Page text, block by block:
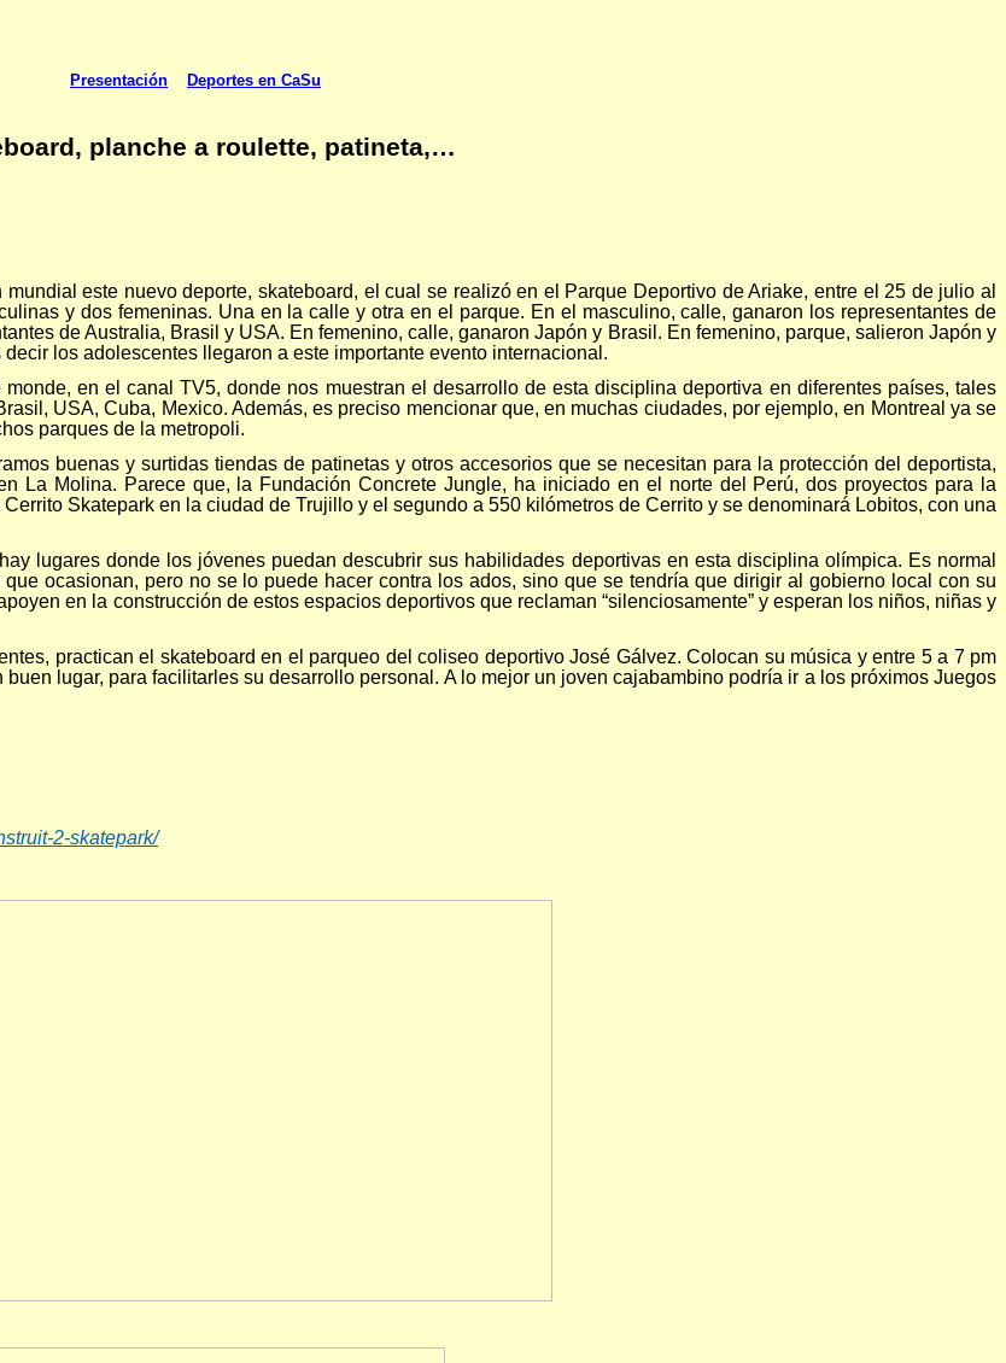
Presentación Deportes en CaSu
planche a roulette, patineta,…
este nuevo deporte, skateboard, el cual se realizó en el Parque Deportivo de Ariake, entre el 25 de julio al
y dos femeninas. Una en la calle y otra en el parque. En el masculino, calle, ganaron los representantes de
de Australia, Brasil y USA. En femenino, calle, ganaron Japón y Brasil. En femenino, parque, salieron Japón y
los adolescentes llegaron a este importante evento internacional.
en el canal TV5, donde nos muestran el desarrollo de esta disciplina deportiva en diferentes países, tales
USA, Cuba, Mexico. Además, es preciso mencionar que, en muchas ciudades, por ejemplo, en Montreal ya se
parques de la metropoli.
buenas y surtidas tiendas de patinetas y otros accesorios que se necesitan para la protección del deportista,
La Molina. Parece que, la Fundación Concrete Jungle, ha iniciado en el norte del Perú, dos proyectos para la
Skatepark en la ciudad de Trujillo y el segundo a 550 kilómetros de Cerrito y se denominará Lobitos, con una
lugares donde los jóvenes puedan descubrir sus habilidades deportivas en esta disciplina olímpica. Es normal
ocasionan, pero no se lo puede hacer contra los ados, sino que se tendría que dirigir al gobierno local con su
en la construcción de estos espacios deportivos que reclaman “silenciosamente” y esperan los niños, niñas y
practican el skateboard en el parqueo del coliseo deportivo José Gálvez. Colocan su música y entre 5 a 7 pm
lugar, para facilitarles su desarrollo personal. A lo mejor un joven cajabambino podría ir a los próximos Juegos
2-skatepark/